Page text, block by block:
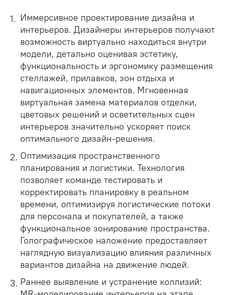
Иммерсивное проектирование дизайна и
интерьеров. Дизайнеры интерьеров получают
возможность виртуально находиться внутри
модели, детально оценивая эстетику,
функциональность и эргономику размещения
стеллажей, прилавков, зон отдыха и
навигационных элементов. Мгновенная
виртуальная замена материалов отделки,
цветовых решений и осветительных сцен
интерьеров значительно ускоряет поиск
оптимального дизайн-решения.
Оптимизация пространственного
планирования и логистики. Технология
позволяет команде тестировать и
корректировать планировку в реальном
времени, оптимизируя логистические потоки
для персонала и покупателей, а также
функциональное зонирование пространства.
Голографическое наложение предоставляет
наглядную визуализацию влияния различных
вариантов дизайна на движение людей.
Раннее выявление и устранение коллизий: